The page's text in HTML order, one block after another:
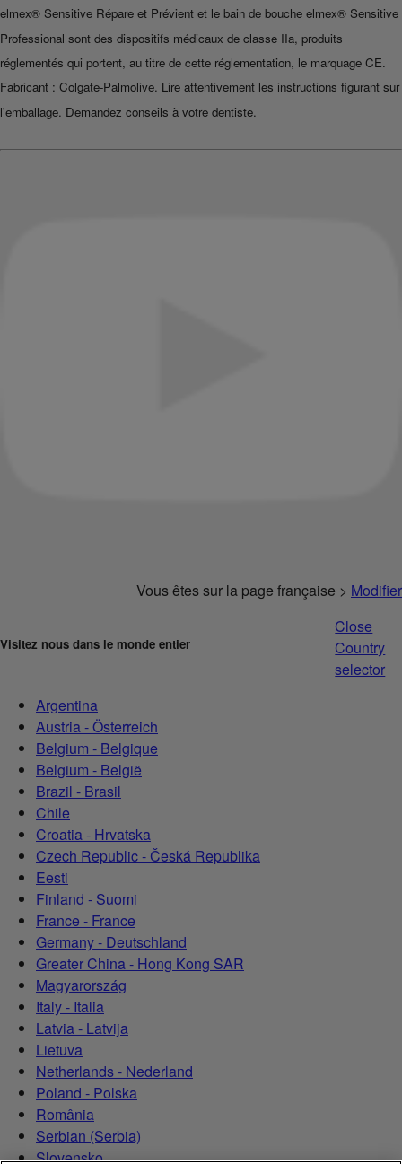
elmex® Sensitive Répare et Prévient et le bain de bouche elmex® Sensitive
Professional sont des dispositifs médicaux de classe IIa, produits
réglementés qui portent, au titre de cette réglementation, le marquage CE.
Fabricant : Colgate-Palmolive. Lire attentivement les instructions figurant sur
l'emballage. Demandez conseils à votre dentiste.
Vous êtes sur la page française > Modifier
Visitez nous dans le monde entier
Close
Country
selector
Argentina
Austria - Österreich
Belgium - Belgique
Belgium - België
Brazil - Brasil
Chile
Croatia - Hrvatska
Czech Republic - Česká Republika
Eesti
Finland - Suomi
France - France
Germany - Deutschland
Greater China - Hong Kong SAR
Magyarország
Italy - Italia
Latvia - Latvija
Lietuva
Netherlands - Nederland
Poland - Polska
România
Serbian (Serbia)
Slovensko